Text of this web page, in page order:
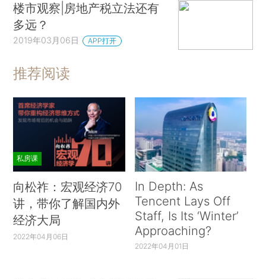
楼市观察|房地产税立法还有
多远？
2019年03月06日 APP打开
推荐阅读
私房课
向松祚：宏观经济70
讲，带你了解国内外
经济大局
2022年04月06日
In Depth: As
Tencent Lays Off
Staff, Is Its ‘Winter’
Approaching?
2022年04月01日